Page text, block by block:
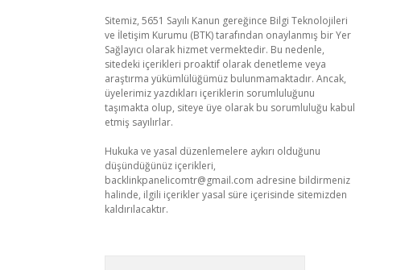
Sitemiz, 5651 Sayılı Kanun gereğince Bilgi Teknolojileri
ve İletişim Kurumu (BTK) tarafından onaylanmış bir Yer
Sağlayıcı olarak hizmet vermektedir. Bu nedenle,
sitedeki içerikleri proaktif olarak denetleme veya
araştırma yükümlülüğümüz bulunmamaktadır. Ancak,
üyelerimiz yazdıkları içeriklerin sorumluluğunu
taşımakta olup, siteye üye olarak bu sorumluluğu kabul
etmiş sayılırlar.
Hukuka ve yasal düzenlemelere aykırı olduğunu
düşündüğünüz içerikleri,
backlinkpanelicomtr@gmail.com adresine bildirmeniz
halinde, ilgili içerikler yasal süre içerisinde sitemizden
kaldırılacaktır.